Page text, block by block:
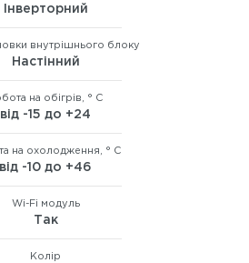
Інверторний
внутрішнього блоку
Настінний
на обігрів, ° C
від -15 до +24
на охолодження, ° C
від -10 до +46
Wi-Fi модуль
Так
Колір